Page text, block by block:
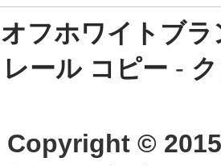
オフホワイトブラ
レール コピー -
Copyright ©